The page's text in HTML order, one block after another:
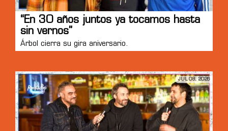
“En 30 años juntos ya tocamos hasta
sin vernos”
Árbol cierra su gira aniversario.
JUL 08, 2026